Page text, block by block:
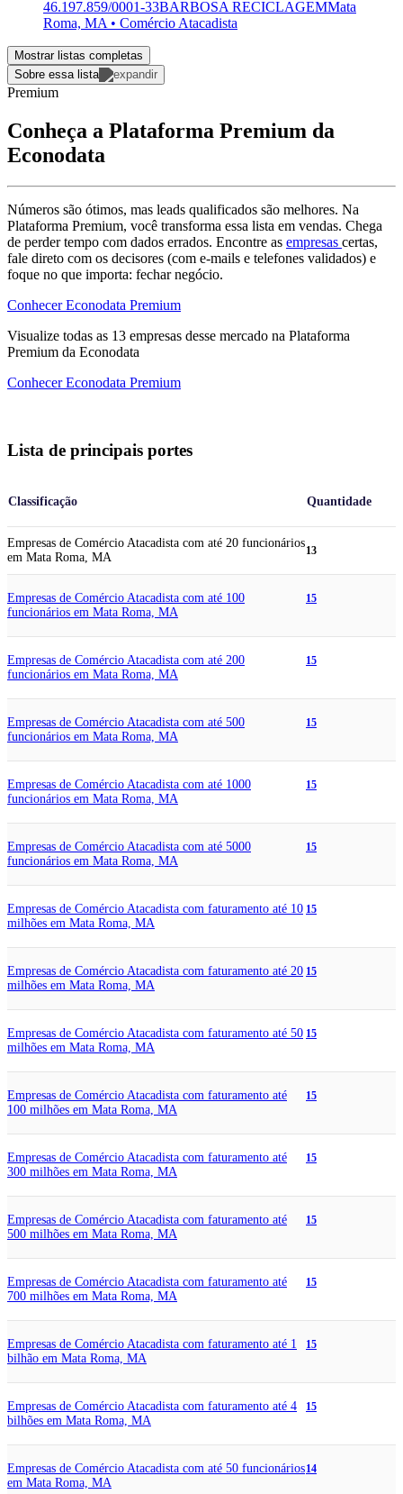
46.197.859/0001-33BARBOSA RECICLAGEMMata
Roma, MA • Comércio Atacadista
Mostrar listas completas
Sobre essa lista
Premium
Conheça a Plataforma Premium da
Econodata
Números são ótimos, mas leads qualificados são melhores. Na
Plataforma Premium, você transforma essa lista em vendas. Chega
de perder tempo com dados errados. Encontre as empresas certas,
fale direto com os decisores (com e-mails e telefones validados) e
foque no que importa: fechar negócio.
Conhecer Econodata Premium
Visualize todas as 13 empresas desse mercado na Plataforma
Premium da Econodata
Conhecer Econodata Premium
Lista de principais portes
Classificação Quantidade
Empresas de Comércio Atacadista com até 20 funcionários
em Mata Roma, MA
13
Empresas de Comércio Atacadista com até 100
funcionários em Mata Roma, MA
15
Empresas de Comércio Atacadista com até 200
funcionários em Mata Roma, MA
15
Empresas de Comércio Atacadista com até 500
funcionários em Mata Roma, MA
15
Empresas de Comércio Atacadista com até 1000
funcionários em Mata Roma, MA
15
Empresas de Comércio Atacadista com até 5000
funcionários em Mata Roma, MA
15
Empresas de Comércio Atacadista com faturamento até 10
milhões em Mata Roma, MA
15
Empresas de Comércio Atacadista com faturamento até 20
milhões em Mata Roma, MA
15
Empresas de Comércio Atacadista com faturamento até 50
milhões em Mata Roma, MA
15
Empresas de Comércio Atacadista com faturamento até
100 milhões em Mata Roma, MA
15
Empresas de Comércio Atacadista com faturamento até
300 milhões em Mata Roma, MA
15
Empresas de Comércio Atacadista com faturamento até
500 milhões em Mata Roma, MA
15
Empresas de Comércio Atacadista com faturamento até
700 milhões em Mata Roma, MA
15
Empresas de Comércio Atacadista com faturamento até 1
bilhão em Mata Roma, MA
15
Empresas de Comércio Atacadista com faturamento até 4
bilhões em Mata Roma, MA
15
Empresas de Comércio Atacadista com até 50 funcionários
em Mata Roma, MA
14